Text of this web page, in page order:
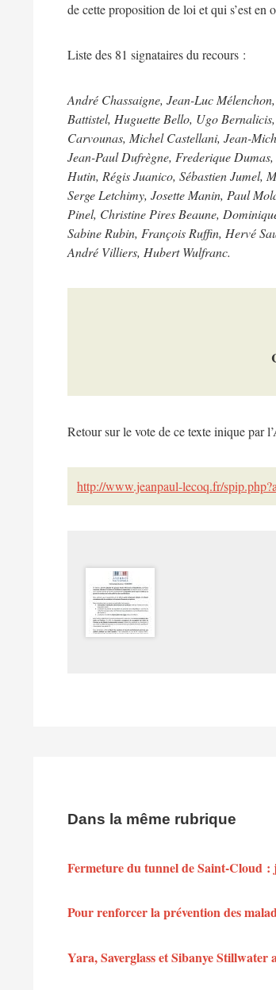
de cette proposition de loi et qui s’est en
Liste des 81 signataires du recours :
André Chassaigne, Jean-Luc
Battistel, Huguette Bello, Ugo
Carvounas, Michel Castellani, Jean-
Jean-Paul Dufrègne, Frederique
Hutin, Régis Juanico, Sébastien Jumel,
Serge Letchimy, Josette Manin, Paul
Pinel, Christine Pires Beaune,
Sabine Rubin, François Ruffin, Hervé
André Villiers, Hubert Wulfranc.
Retour sur le vote de ce texte inique par
http://www.jeanpaul-lecoq.fr/
Dans la même rubrique
Fermeture du tunnel de Saint-Cloud :
Pour renforcer la prévention des
Yara, Saverglass et Sibanye